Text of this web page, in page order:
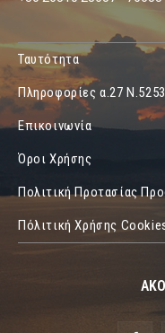
Ταυτότητα
Πληροφορίες α.27
Επικοινωνία
Όροι Χρήσης
Πολιτική Προτασίας
Πόλιτική Χρήσης